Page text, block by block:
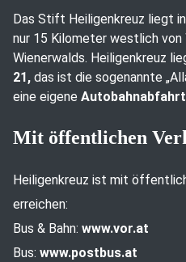
Das Stift Heiligenkreuz liegt
nur 15 Kilometer westlich von
Wienerwalds. Heiligenkreuz
21, das ist die sogenannte
eine eigene
Mit öffentlichen
Heiligenkreuz ist mit
erreichen:
Bus & Bahn: www.vor.at
Bus: www.postbus.at